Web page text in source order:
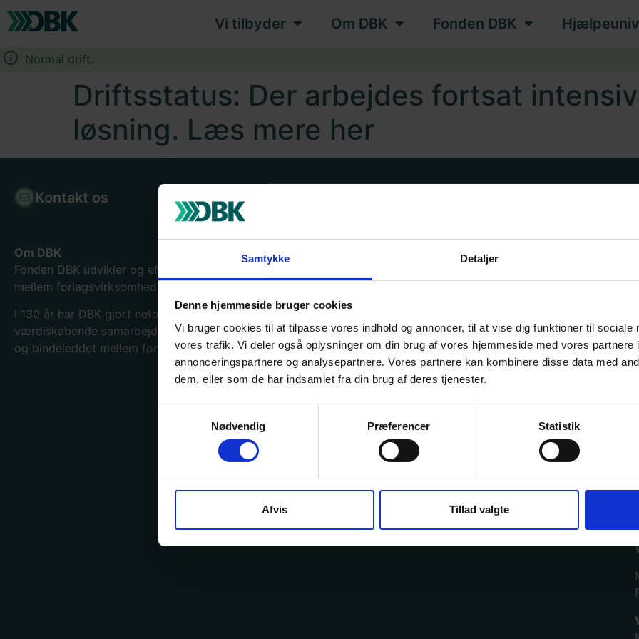
Samtykke Detaljer
Denne hjemmeside bruger cookies
Vi bruger cookies til at tilpasse vores indhold og annoncer, til at vise dig funktioner til sociale
vores trafik. Vi deler også oplysninger om din brug af vores hjemmeside med vores partnere
annonceringspartnere og analysepartnere. Vores partnere kan kombinere disse data med
dem, eller som de har indsamlet fra din brug af deres tjenester.
Nødvendig
Præferencer Statistik
Afvis Tillad valgte
Vi tilbyder Om DBK Fonden DBK
Normal drift.
Driftsstatus: Der arbejdes fortsat
løsning. Læs mere her
Kontakt os
Om DBK
Fonden DBK udvikler og effektiviserer samhandelen
mellem forlagsvirksomheder og boghandlere.
I 130 år har DBK gjort netop det og er blevet en
værdiskabende samarbejdspartner for hele bogbranchen
og bindeleddet mellem forlag og forhandler.